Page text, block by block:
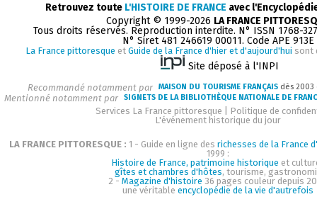
Retrouvez toute L'HISTOIRE DE FRANCE avec
Copyright © 1999-2026 LA FRANCE
Tous droits réservés. Reproduction interdite. N° ISSN 1768-
N° Siret 481 246619 00011. Code APE 913E
La France pittoresque et Guide de la France d'hier et d'aujourd'hui sont
Site déposé à l'INPI
Recommandé notamment par MAISON DU TOURISME FRANÇAIS dès
Mentionné notamment par SIGNETS DE LA BIBLIOTHÈQUE NATIONALE DE
Services La France pittoresque
Politique de
L'événement historique du jour
LA FRANCE PITTORESQUE : 1 - Guide en ligne des richesses de la France
1999 :
Histoire de France, patrimoine historique et
gîtes et chambres d'hôtes, tourisme,
2 - Magazine d'histoire 36 pages couleur depuis
une véritable encyclopédie de la vie d'autrefois